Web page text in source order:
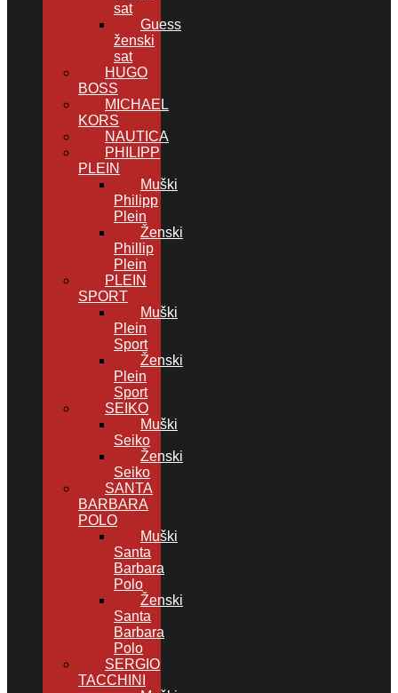
sat
Guess
ženski
sat
HUGO
BOSS
MICHAEL
KORS
NAUTICA
PHILIPP
PLEIN
Muški
Philipp
Plein
Ženski
Phillip
Plein
PLEIN
SPORT
Muški
Plein
Sport
Ženski
Plein
Sport
SEIKO
Muški
Seiko
Ženski
Seiko
SANTA
BARBARA
POLO
Muški
Santa
Barbara
Polo
Ženski
Santa
Barbara
Polo
SERGIO
TACCHINI